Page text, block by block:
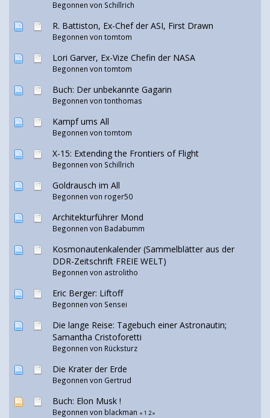
Begonnen von Schillrich
R. Battiston, Ex-Chef der ASI, First Drawn
Begonnen von tomtom
Lori Garver, Ex-Vize Chefin der NASA
Begonnen von tomtom
Buch: Der unbekannte Gagarin
Begonnen von tonthomas
Kampf ums All
Begonnen von tomtom
X-15: Extending the Frontiers of Flight
Begonnen von Schillrich
Goldrausch im All
Begonnen von roger50
Architekturführer Mond
Begonnen von Badabumm
Kosmonautenkalender (Sammelblätter aus der
DDR-Zeitschrift FREIE WELT)
Begonnen von astrolitho
Eric Berger: Liftoff
Begonnen von Sensei
Die lange Reise: Tagebuch einer Astronautin;
Samantha Cristoforetti
Begonnen von Rücksturz
Die Krater der Erde
Begonnen von Gertrud
Buch: Elon Musk !
Begonnen von blackman « 1 2»